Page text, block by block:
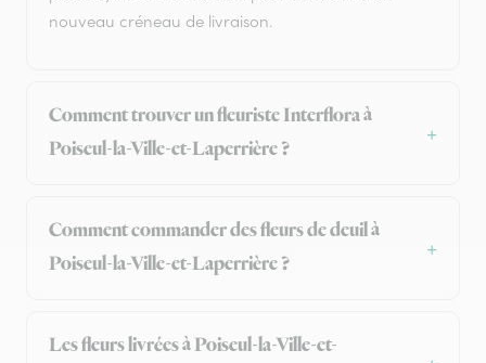
nouveau créneau de livraison.
Comment trouver un fleuriste Interflora à
Poiseul-la-Ville-et-Laperrière ?
Comment commander des fleurs de deuil à
Poiseul-la-Ville-et-Laperrière ?
Les fleurs livrées à Poiseul-la-Ville-et-